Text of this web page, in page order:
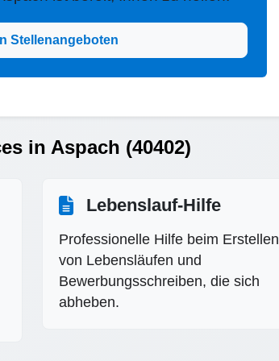
Stellenangeboten
in Aspach (40402)
Lebenslauf-Hilfe
Professionelle Hilfe beim Erstellen
von Lebensläufen und
Bewerbungsschreiben, die sich
abheben.